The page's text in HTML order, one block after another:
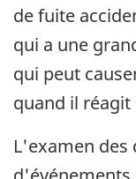
de fuite
qui a une
qui peut
quand il
L'examen des